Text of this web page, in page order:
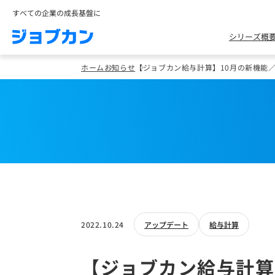
すべての企業の成長基盤に
シリーズ概
ホームお知らせ 【ジョブカン給与計算】10月の新機能
2022.10.24 アップデート 給与計算
【ジョブカン給与計